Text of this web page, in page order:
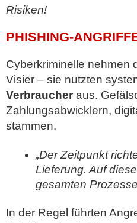
Risiken!
PHISHING-
Cyberkriminelle nehmen
Visier – sie nutzten
Verbraucher aus.
Zahlungsabwicklern,
stammen.
„Der Zeitpunkt
Lieferung. Auf
gesamten
In der Regel führten